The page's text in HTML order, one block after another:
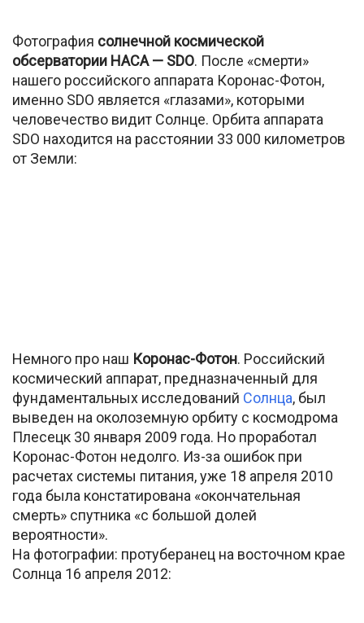
Фотография солнечной космической
обсерватории НАСА — SDO. После «смерти»
нашего российского аппарата Коронас-Фотон,
именно SDO является «глазами», которыми
человечество видит Солнце. Орбита аппарата
SDO находится на расстоянии 33 000 километров
от Земли:
Немного про наш Коронас-Фотон. Российский
космический аппарат, предназначенный для
фундаментальных исследований Солнца, был
выведен на околоземную орбиту с космодрома
Плесецк 30 января 2009 года. Но проработал
Коронас-Фотон недолго. Из-за ошибок при
расчетах системы питания, уже 18 апреля 2010
года была констатирована «окончательная
смерть» спутника «с большой долей
вероятности».
На фотографии: протуберанец на восточном крае
Солнца 16 апреля 2012: